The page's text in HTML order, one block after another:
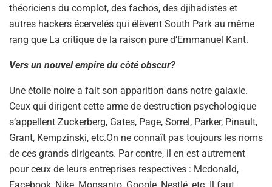
théoriciens du complot, des fachos, des djihadistes et
autres hackers écervelés qui élèvent South Park au même
rang que La critique de la raison pure d’Emmanuel Kant.
Vers un nouvel empire du côté obscur?
Une étoile noire a fait son apparition dans notre galaxie.
Ceux qui dirigent cette arme de destruction psychologique
s’appellent Zuckerberg, Gates, Page, Sorrel, Parker, Pinault,
Grant, Kempzinski, etc.On ne connaît pas toujours les noms
de ces grands dirigeants. Par contre, il en est autrement
pour ceux de leurs entreprises respectives : Mcdonald,